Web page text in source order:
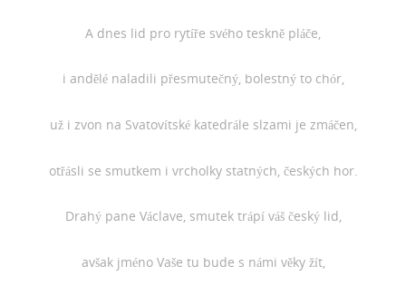
A dnes lid pro rytíře svého teskně pláče,
i andělé naladili přesmutečný, bolestný to chór,
už i zvon na Svatovítské katedrále slzami je zmáčen,
otřásli se smutkem i vrcholky statných, českých hor.
Drahý pane Václave, smutek trápí váš český lid,
avšak jméno Vaše tu bude s námi věky žít,